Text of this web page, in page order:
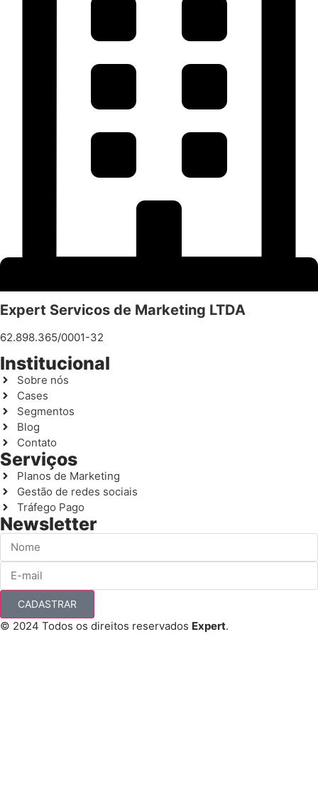
Expert Servicos de Marketing LTDA
62.898.365/0001-32
Institucional
Sobre nós
Cases
Segmentos
Blog
Contato
Serviços
Planos de Marketing
Gestão de redes sociais
Tráfego Pago
Newsletter
CADASTRAR
© 2024 Todos os direitos reservados Expert.